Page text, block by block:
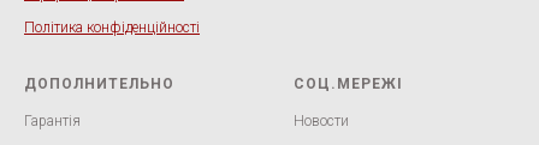
Політика конфіденційності
ДОПОЛНИТЕЛЬНО
Гарантія
СОЦ.МЕРЕЖІ
Новости